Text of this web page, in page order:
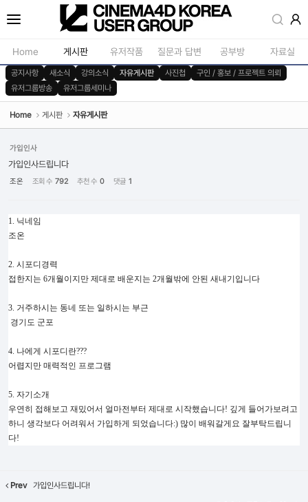
Home 게시판
공지사항
새소식
자유게시판
사진첩
유저그룹세미나
유저작품 질문과 답변 공부방 자료실
공지사항 새소식 강의소식 자유게시판 사진첩
구인 / 홍보 / 프로젝트 의뢰
유저그룹방송
유저그룹세미나
Home 게시판 자유게시판
가입인사
가입인사드립니다
조온 조회 수 792 추천 수 0 댓글 1
1. 닉네임
조온
2. 시포디경력
접한지는 6개월이지만 제대로 배운지는 2개월밖에 안된 새내기입니다
3. 거주하시는 동네 또는 일하시는 부근
경기도 군포
4. 나에게 시포디란???
어렵지만 매력적인 프로그램
5. 자기소개
우연히 접해보고 재밌어서 얼마전부터 제대로 시작했습니다! 깊게 들어가보려고
하니 생각보다 어려워서 가입하게 되었습니다:) 많이 배워갈게요 잘부탁드립니
다!
Prev 가입인사드립니다!
Sketchbook5, 스케치북5
Sketchbook5, 스케치북5